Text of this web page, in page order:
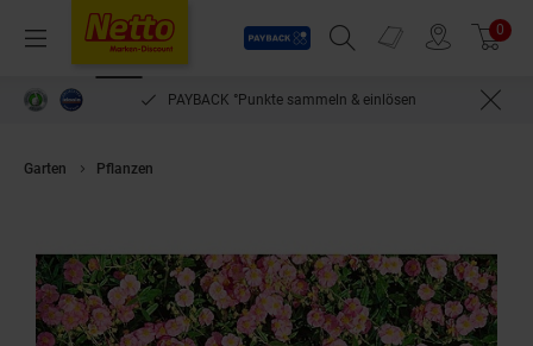
Menü
Payback
Suchfeld einblenden
Prospekte 0
PAYBACK °Punkte sammeln & einlösen
Garten Pflanzen